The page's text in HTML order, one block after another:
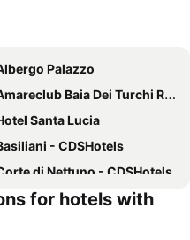
Palazzo
Baia Dei Turchi Resort - Adults Only
Santa Lucia
- CDSHotels
di Nettuno - CDSHotels
Mellacqua
for hotels with